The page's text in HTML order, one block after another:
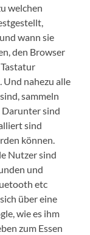
welchen
wann sie
den Browser
Und nahezu alle
sammeln
Darunter sind
sind
können.
Nutzer sind
und
etc
über eine
wie es ihm
zum Essen